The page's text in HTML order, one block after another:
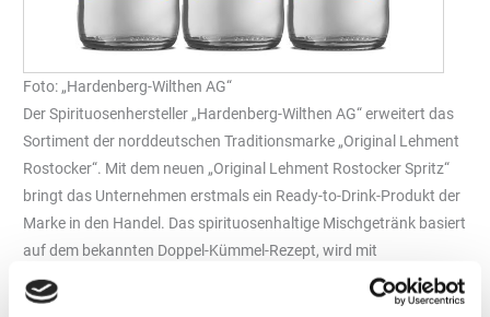
Foto: „Hardenberg-Wilthen AG“
Der Spirituosenhersteller „Hardenberg-Wilthen AG“ erweitert das
Sortiment der norddeutschen Traditionsmarke „Original Lehment
Rostocker“. Mit dem neuen „Original Lehment Rostocker Spritz“
bringt das Unternehmen erstmals ein Ready-to-Drink-Produkt der
Marke in den Handel. Das spirituosenhaltige Mischgetränk basiert
auf dem bekannten Doppel-Kümmel-Rezept, wird mit
Orangennote und Kohlensäure angeboten und hat einen
Alkoholgehalt von 10,1 Prozent Volumenalkohol.